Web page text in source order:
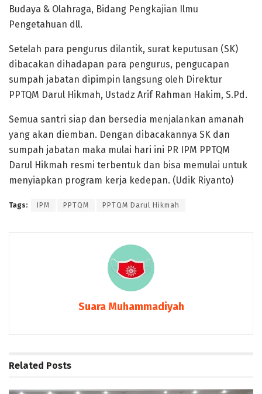
Budaya & Olahraga, Bidang Pengkajian Ilmu
Pengetahuan dll.
Setelah para pengurus dilantik, surat keputusan (SK)
dibacakan dihadapan para pengurus, pengucapan
sumpah jabatan dipimpin langsung oleh Direktur
PPTQM Darul Hikmah, Ustadz Arif Rahman Hakim, S.Pd.
Semua santri siap dan bersedia menjalankan amanah
yang akan diemban. Dengan dibacakannya SK dan
sumpah jabatan maka mulai hari ini PR IPM PPTQM
Darul Hikmah resmi terbentuk dan bisa memulai untuk
menyiapkan program kerja kedepan. (Udik Riyanto)
Tags: IPM PPTQM PPTQM Darul Hikmah
Suara Muhammadiyah
Related Posts